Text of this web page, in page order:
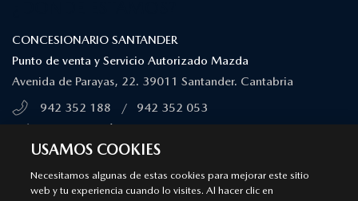
CONCESIONARIO SANTANDER
Punto de venta y Servicio Autorizado Mazda
Avenida de Parayas, 22. 39011 Santander. Cantabria
942 352 188
/
942 352 053
TALLER SANTANDER
USAMOS COOKIES
Necesitamos algunas de estas cookies para mejorar este sitio
web y tu experiencia cuando lo visites. Al hacer clic en